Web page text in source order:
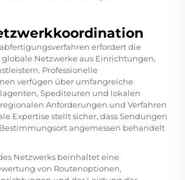
erfordert die
Netzwerke aus Einrichtungen,
Professionelle
verfügen über umfangreiche
Spediteuren und lokalen
Anforderungen und Verfahren
Expertise stellt sicher, dass Sendungen
angemessen behandelt
Netzwerks beinhaltet eine
von Routenoptionen,